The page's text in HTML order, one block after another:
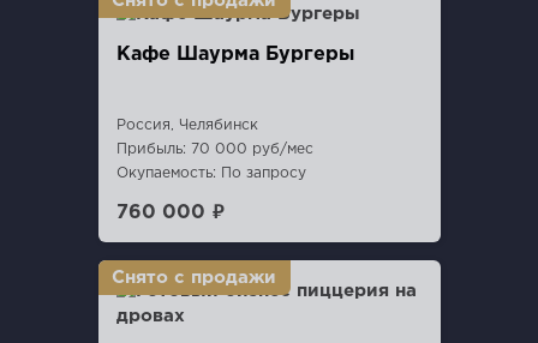
Кафе Шаурма Бургеры
Россия, Челябинск
Прибыль: 70 000 руб/мес
Окупаемость: По запросу
760 000 ₽